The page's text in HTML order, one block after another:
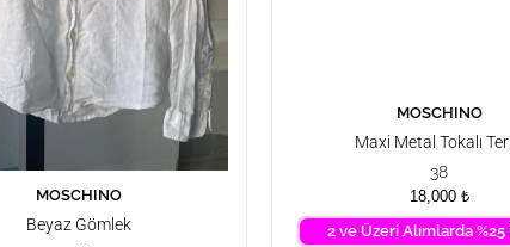
SEPETE EKLE
MOSCHINO
Beyaz Gömlek
SEPETE EKLE
MOSCHINO
Maxi Metal Tokalı
38
18,000 ₺
2 ve Üzeri Alımlarda